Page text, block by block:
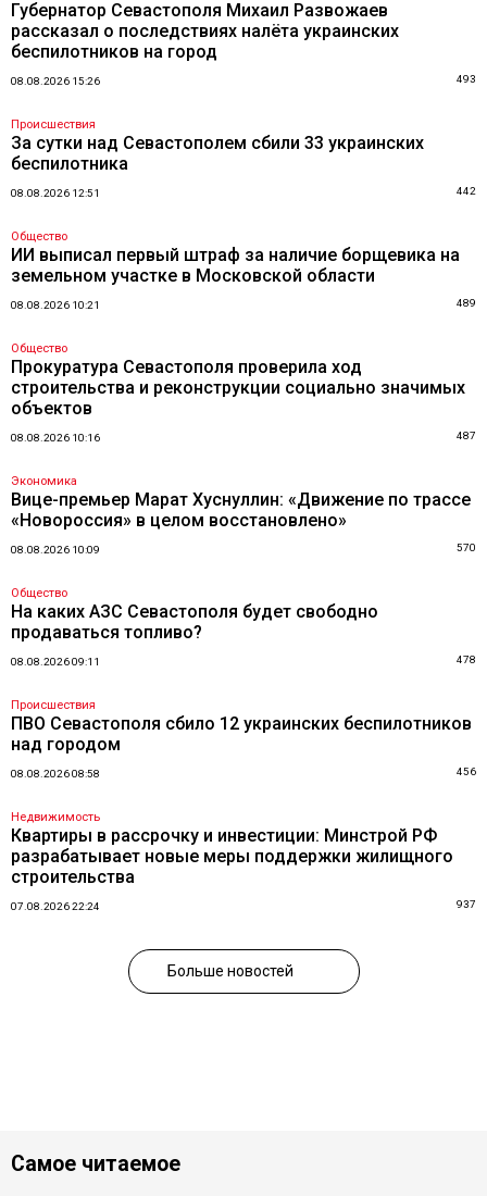
Губернатор Севастополя Михаил Развожаев
рассказал о последствиях налёта украинских
беспилотников на город
08.08.2026 15:26 493
Происшествия
За сутки над Севастополем сбили 33 украинских
беспилотника
08.08.2026 12:51 442
Общество
ИИ выписал первый штраф за наличие борщевика на
земельном участке в Московской области
08.08.2026 10:21 489
Общество
Прокуратура Севастополя проверила ход
строительства и реконструкции социально значимых
объектов
08.08.2026 10:16 487
Экономика
Вице-премьер Марат Хуснуллин: «Движение по трассе
«Новороссия» в целом восстановлено»
08.08.2026 10:09 570
Общество
На каких АЗС Севастополя будет свободно
продаваться топливо?
08.08.2026 09:11 478
Происшествия
ПВО Севастополя сбило 12 украинских беспилотников
над городом
08.08.2026 08:58 456
Недвижимость
Квартиры в рассрочку и инвестиции: Минстрой РФ
разрабатывает новые меры поддержки жилищного
строительства
07.08.2026 22:24 937
Больше новостей
Самое читаемое